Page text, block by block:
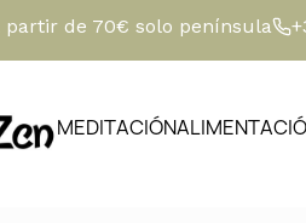
partir de 70€ solo península
MEDITACIÓN